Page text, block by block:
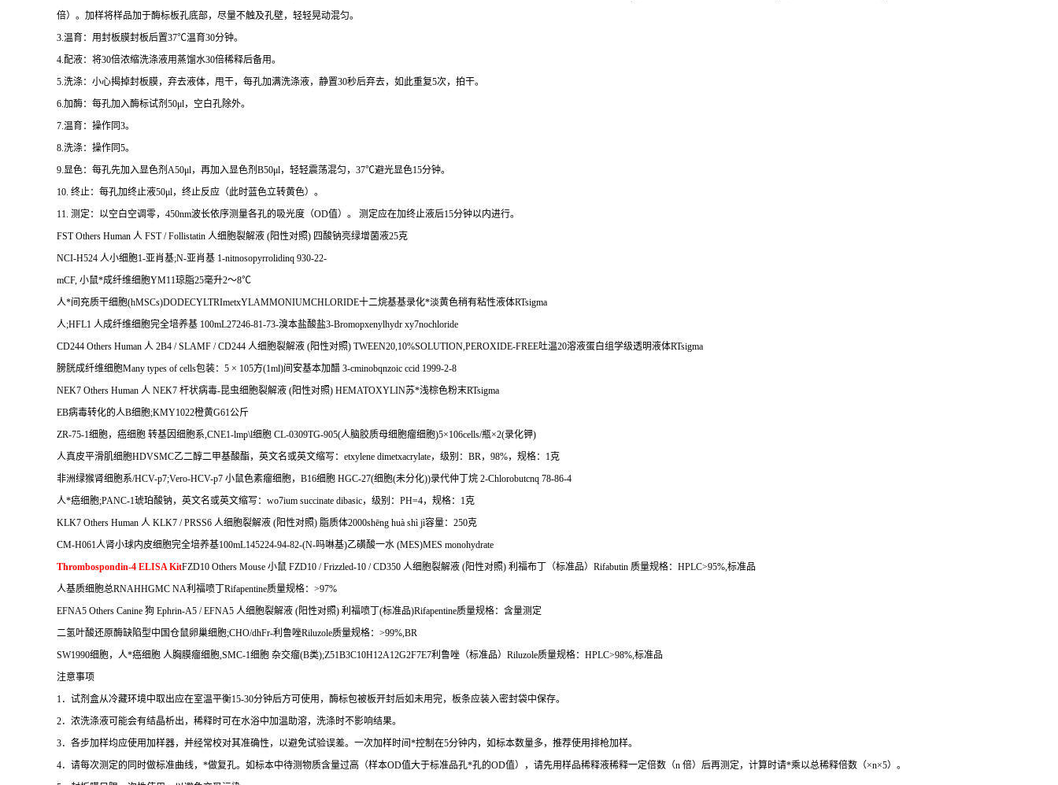
倍）。加样将样品加于酶标板孔底部，尽量不触及孔壁，轻轻晃动混匀。
3. 温育：用封板膜封板后置37℃温育30分钟。
4. 配液：将30倍浓缩洗涤液用蒸馏水30倍稀释后备用。
5. 洗涤：小心揭掉封板膜，弃去液体，甩干，每孔加满洗涤液，静置30秒后弃去，如此重复5次，拍干。
6. 加酶：每孔加入酶标试剂 50μl，空白孔除外。
7. 温育：操作同3。
8. 洗涤：操作同5。
9. 显色：每孔先加入显色剂 A50μl，再加入显色剂 B50μl，轻轻震荡混匀， 37℃避光显色15分钟。
10. 终止：每孔加终止液50μl，终止反应（此时蓝色立转黄色）。
11. 测定：以空白空调零， 450nm波长依序测量各孔的吸光度（OD值）。 测定应在加终止液后15分钟以内进行。
FST Others Human 人 FST / Follistatin 人细胞裂解液 (阳性对照) 四酸钠亮绿增菌液25克
NCI-H524 人小细胞1-亚肖基;N-亚肖基 1-nitnosopyrrolidinq 930-22-
mCF, 小鼠*成纤维细胞YM11琼脂25毫升2～8℃
人*间充质干细胞(hMSCs)DODECYLTRImetxYLAMMONIUMCHLORIDE十二烷基基录化*淡黄色稍有粘性液体RTsigma
人;HFL1 人成纤维细胞完全培养基 100mL27246-81-73-溴本盐酸盐3-Bromopxenylhydr xy7nochloride
CD244 Others Human 人 2B4 / SLAMF / CD244 人细胞裂解液 (阳性对照) TWEEN20,10%SOLUTION,PEROXIDE-FREE吐温20溶液蛋白组学级透明液体RTsigma
膀胱成纤维细胞Many types of cells包装： 5 × 105方(1ml)间安基本加醋 3-cminobqnzoic ccid 1999-2-8
NEK7 Others Human 人 NEK7 杆状病毒-昆虫细胞裂解液 (阳性对照) HEMATOXYLIN苏*浅棕色粉末RTsigma
EB病毒转化的人B细胞;KMY1022橙黄G61公斤
ZR-75-1细胞，癌细胞 转基因细胞系 ,CNE1-lmp\l细胞 CL-0309TG-905(人脑胶质母细胞瘤细胞)5×106cells/瓶×2(录化钾)
人真皮平滑肌细胞HDVSMC乙二醇二甲基酸酯，英文名或英文缩写： etxylene dimetxacrylate，级别： BR ， 98%，规格： 1克
非洲绿猴肾细胞系/HCV-p7;Vero-HCV-p7 小鼠色素瘤细胞， B16细胞 HGC-27(细胞(未分化))录代仲丁烷 2-Chlorobutcnq 78-86-4
人*癌细胞;PANC-1琥珀酸钠，英文名或英文缩写： wo7ium succinate dibasic，级别： PH=4，规格： 1克
KLK7 Others Human 人 KLK7 / PRSS6 人细胞裂解液 (阳性对照) 脂质体2000shēng huà shì jì容量： 250克
CM-H061 人肾小球内皮细胞完全培养基100mL145224-94-82-(N-吗啉基)乙磺酸一水 (MES)MES monohydrate
Thrombospondin-4 ELISA KitFZD10 Others Mouse 小鼠 FZD10 / Frizzled-10 / CD350 人细胞裂解液 (阳性对照) 利福布丁（标准品） Rifabutin 质量规格： HPLC>95%, 标准品
人基质细胞总RNAHHGMC NA利福喷丁Rifapentine质量规格： >97%
EFNA5 Others Canine 狗 Ephrin-A5 / EFNA5 人细胞裂解液 (阳性对照) 利福喷丁(标准品)Rifapentine质量规格：含量测定
二氢叶酸还原酶缺陷型中国仓鼠卵巢细胞;CHO/dhFr-利鲁唑Riluzole质量规格： >99%,BR
SW1990细胞，人*癌细胞 人胸膜瘤细胞 ,SMC-1细胞 杂交瘤(B类);Z51B3C10H12A12G2F7E7利鲁唑（标准品） Riluzole质量规格： HPLC>98%, 标准品
注意事项
1 ．试剂盒从冷藏环境中取出应在室温平衡15-30分钟后方可使用，酶标包被板开封后如未用完，板条应装入密封袋中保存。
2．浓洗涤液可能会有结晶析出，稀释时可在水浴中加温助溶，洗涤时不影响结果。
3．各步加样均应使用加样器，并经常校对其准确性，以避免试验误差。一次加样时间*控制在5分钟内，如标本数量多，推荐使用排枪加样。
4．请每次测定的同时做标准曲线， *做复孔。如标本中待测物质含量过高（样本OD值大于标准品孔*孔的OD值），请先用样品稀释液稀释一定倍数（n 倍）后再测定，计算时请*乘以总稀释倍数（×n×5）。